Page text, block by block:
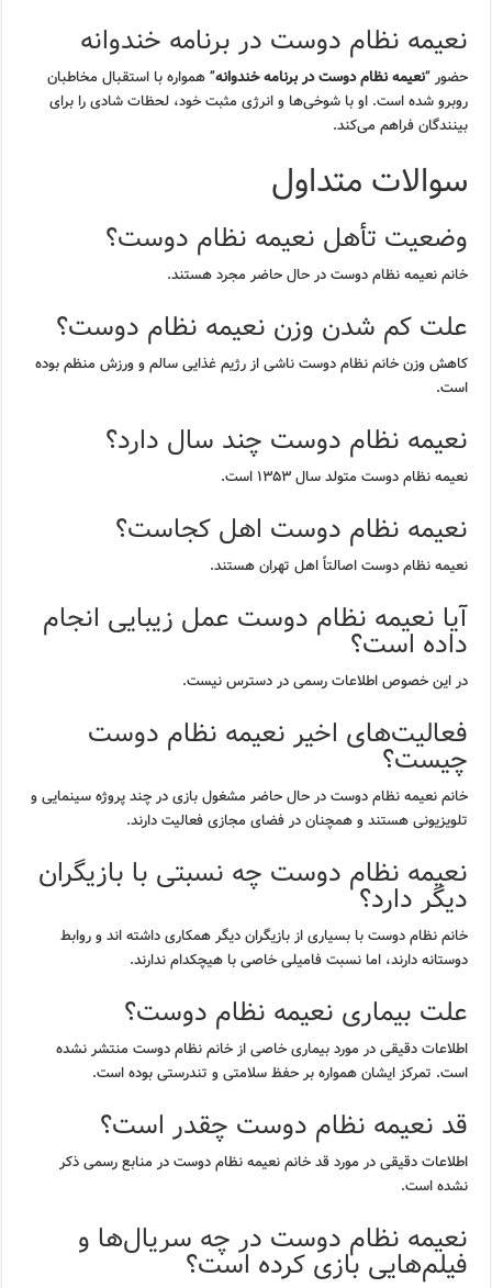
نعیمه نظام دوست در برنامه خندوانه
حضور “نعیمه نظام دوست در برنامه خندوانه” همواره با استقبال مخاطبان
روبرو شده است. او با شوخی‌ها و انرژی مثبت خود، لحظات شادی را برای
بینندگان فراهم می‌کند.
سوالات متداول
وضعیت تأهل نعیمه نظام دوست؟
خانم نعیمه نظام دوست در حال حاضر مجرد هستند.
علت کم شدن وزن نعیمه نظام دوست؟
کاهش وزن خانم نظام دوست ناشی از رژیم غذایی سالم و ورزش منظم بوده
است.
نعیمه نظام دوست چند سال دارد؟
نعیمه نظام دوست متولد سال ۱۳۵۳ است.
نعیمه نظام دوست اهل کجاست؟
نعیمه نظام دوست اصالتاً اهل تهران هستند.
آیا نعیمه نظام دوست عمل زیبایی انجام
داده است؟
در این خصوص اطلاعات رسمی در دسترس نیست.
فعالیت‌های اخیر نعیمه نظام دوست
چیست؟
خانم نعیمه نظام دوست در حال حاضر مشغول بازی در چند پروژه سینمایی و
تلویزیونی هستند و همچنان در فضای مجازی فعالیت دارند.
نعیمه نظام دوست چه نسبتی با بازیگران
دیگر دارد؟
خانم نظام دوست با بسیاری از بازیگران دیگر همکاری داشته اند و روابط
دوستانه دارند، اما نسبت فامیلی خاصی با هیچکدام ندارند.
علت بیماری نعیمه نظام دوست؟
اطلاعات دقیقی در مورد بیماری خاصی از خانم نظام دوست منتشر نشده
است. تمرکز ایشان همواره بر حفظ سلامتی و تندرستی بوده است.
قد نعیمه نظام دوست چقدر است؟
اطلاعات دقیقی در مورد قد خانم نعیمه نظام دوست در منابع رسمی ذکر
نشده است.
نعیمه نظام دوست در چه سریال‌ها و
فیلم‌هایی بازی کرده است؟